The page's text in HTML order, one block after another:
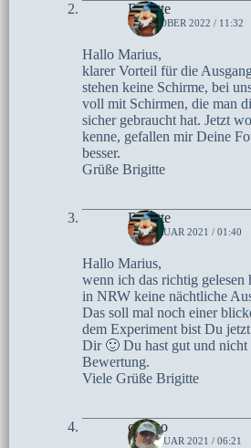
Brigitte
4. OKTOBER 2022 / 11:32
Hallo Marius,
klarer Vorteil für die
stehen keine Schirme, bei
voll mit Schirmen, die man
sicher gebraucht hat. Jetzt
kenne, gefallen mir Deine
besser.
Grüße Brigitte
Brigitte
4. FEBRUAR 2021 / 01:40
Hallo Marius,
wenn ich das richtig gelesen
in NRW keine nächtliche
Das soll mal noch einer
dem Experiment bist Du
Dir 🙂 Du hast gut und nicht
Bewertung.
Viele Grüße Brigitte
czoczo
1. FEBRUAR 2021 / 06:21